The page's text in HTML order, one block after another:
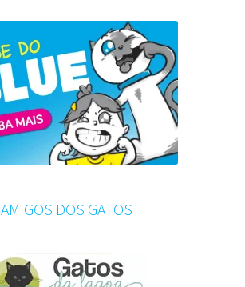
AMIGOS DOS GATOS